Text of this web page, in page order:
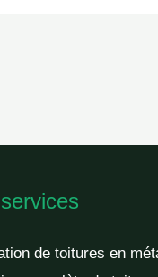
de toitures en